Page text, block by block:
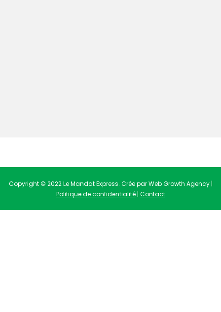
Copyright © 2022 Le Mandat Express. Crée par Web Growth Agency |
Politique de confidentialité| Contact